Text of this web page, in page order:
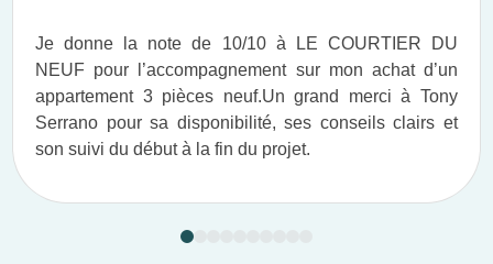
Je donne la note de 10/10 à LE COURTIER DU
NEUF pour l’accompagnement sur mon achat d’un
appartement 3 pièces neuf.​ Un grand merci à Tony
Serrano pour sa disponibilité, ses conseils clairs et
son suivi du début à la fin du projet.​